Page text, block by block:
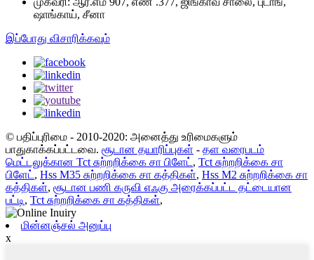
ஷாங்காய், சீனா
இப்போது விசாரிக்கவும்
© பதிப்புரிமை - 2010-2020: அனைத்து உரிமைகளும்
பாதுகாக்கப்பட்டவை. சூடான தயாரிப்புகள் - தள வரைபடம்
மெட்டலுக்கான Tct சுற்றறிக்கை சா பிளேட் , Tct சுற்றறிக்கை சா
பிளேட் , Hss M35 சுற்றறிக்கை சா கத்திகள், Hss M2 சுற்றறிக்கை சா
கத்திகள், சூடான பணி கருவி எஃகு அரைக்கப்பட்ட தட்டையான
பட்டி, Tct சுற்றறிக்கை சா கத்திகள்,
மின்னஞ்சல் அனுப்பு
x